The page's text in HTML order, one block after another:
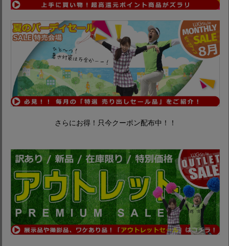
さらにお得！只今クーポン配布中！！